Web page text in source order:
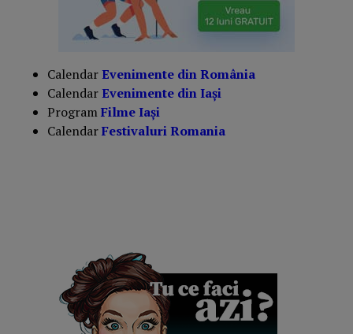
CalendarEvenimente din România
CalendarEvenimente din Iași
ProgramFilme Iași
CalendarFestivaluri Romania